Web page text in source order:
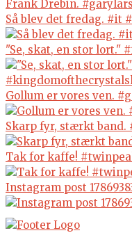
Så blev det fredag. #it
"Se, skat, en stor lort."
Gollum er vores ven.
Skarp fyr, stærkt band.
Tak for kaffe!
Instagram post